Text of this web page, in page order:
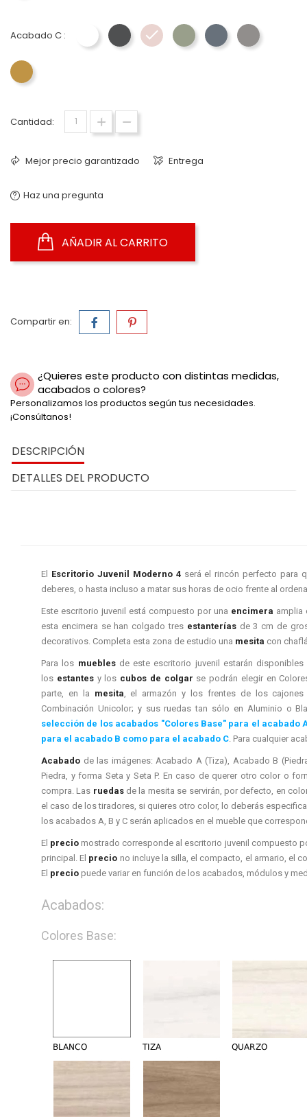
Acabado C : Blanco - Unicolor ForEv
Pizarra - Unicolor ForEv
Pink - Unicolor ForEv
Ciprés - Unicolor ForEv
Avio - Unicolor
Piedra -
Camel - Unicolor ForEv
Cantidad:
Mejor precio garantizado Entrega
Haz una pregunta
AÑADIR AL CARRITO
Compartir en:
¿Quieres este producto con distintas medidas,
acabados o colores?
Personalizamos los productos según tus necesidades.
¡Consúltanos!
DESCRIPCIÓN
DETALLES DEL PRODUCTO
El Escritorio Juvenil Moderno 4será el rincón perfecto para
deberes, o hasta incluso a matar sus horas de ocio frente al
Este escritorio juvenil está compuesto por una encimera amplia
esta encimera se han colgado tres estanteríasde 3 cm de
decorativos. Completa esta zona de estudio una mesita con
Para los mueblesde este escritorio juvenil estarán
los estantesy los cubos de colgar se podrán elegir en
parte, en la mesita , el armazón y los frentes de los
Combinación Unicolor; y sus ruedas tan sólo en Aluminio o
selección de los acabados "Colores Base" para el
para el acabado B como para el acabado C . Para cualquier
Acabado de las imágenes: Acabado A (Tiza), Acabado B
Piedra, y forma Seta y Seta P. En caso de querer otro color o
compra. Las ruedasde la mesita se servirán, por defecto, en
el caso de los tiradores, si quieres otro color, lo deberás
los acabados A, B y C serán aplicados en el mueble que
El precio mostrado corresponde al escritorio juvenil compuesto
principal. El precio no incluye la silla, el compacto, el armario, el
El precio puede variar en función de los acabados, módulos y
Acabados:
Colores Base: